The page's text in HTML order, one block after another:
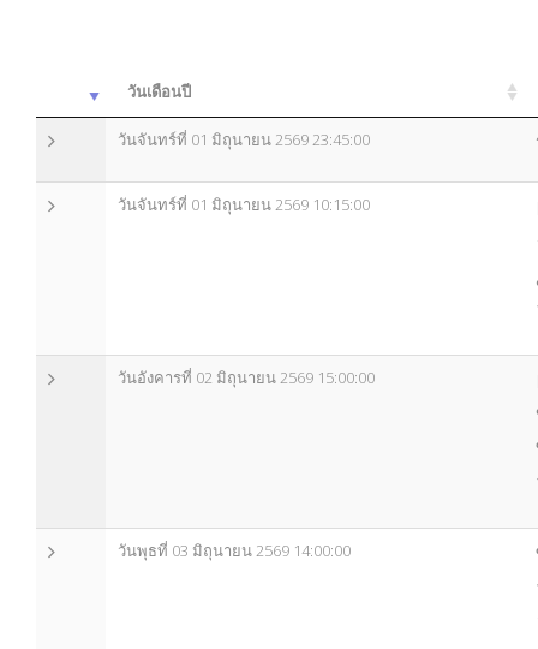
วันเดือนปี
วันจันทร์ที่ 01 มิถุนายน 2569 23:45:00
วันจันทร์ที่ 01 มิถุนายน 2569 10:15:00
วันอังคารที่ 02 มิถุนายน 2569 15:00:00
วันพุธที่ 03 มิถุนายน 2569 14:00:00